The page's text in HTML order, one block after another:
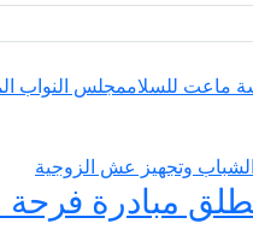
ماعت للسلاممجلس النواب
وزارة التضامن